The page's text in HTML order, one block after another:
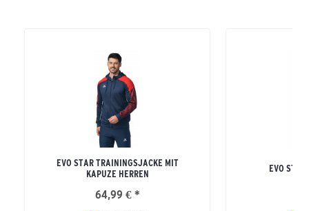
EVO STAR TRAININGSJACKE MIT
KAPUZE HERREN
64,99 € *
EVO